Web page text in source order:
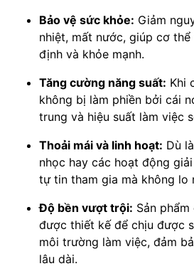
Bảo vệ sức khỏe: Giảm
nhiệt, mất nước, giúp cơ
định và khỏe mạnh.
Tăng cường năng suất: Khi
không bị làm phiền bởi cái
trung và hiệu suất làm việc
Thoải mái và linh hoạt: Dù
nhọc hay các hoạt động
tự tin tham gia mà không lo
Độ bền vượt trội: Sản phẩm
được thiết kế để chịu được
môi trường làm việc, đảm
lâu dài.